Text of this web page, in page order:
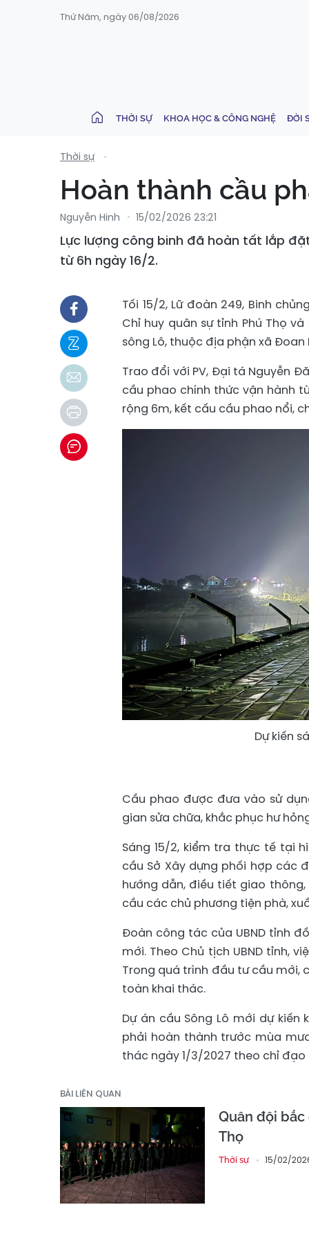
Thứ Năm, ngày 06/08/2026
THỜI SỰ KHOA HỌC & CÔNG NGHỆ ĐỜI
Thời sự
Hoàn thành cầu
Nguyễn Hinh 15/02/2026 23:21
Lực lượng công binh đã hoàn tất lắp
từ 6h ngày 16/2.
Tối 15/2, Lữ đoàn 249, Binh
Chỉ huy quân sự tỉnh Phú Thọ
sông Lô, thuộc địa phận xã Đoan
Trao đổi với PV, Đại tá Nguyễn
cầu phao chính thức vận hành
rộng 6m, kết cấu cầu phao nổi,
Dự kiến
Cầu phao được đưa vào sử
gian sửa chữa, khắc phục hư
Sáng 15/2, kiểm tra thực tế tại
cầu Sở Xây dựng phối hợp các
hướng dẫn, điều tiết giao
cầu các chủ phương tiện phà,
Đoàn công tác của UBND tỉnh
mới. Theo Chủ tịch UBND tỉnh,
Trong quá trình đầu tư cầu mới,
toàn khai thác.
Dự án cầu Sông Lô mới dự
phải hoàn thành trước mùa
thác ngày 1/3/2027 theo chỉ đạo
BÀI LIÊN QUAN
Quân đội bắc
Thọ
Thời sự 15/02/